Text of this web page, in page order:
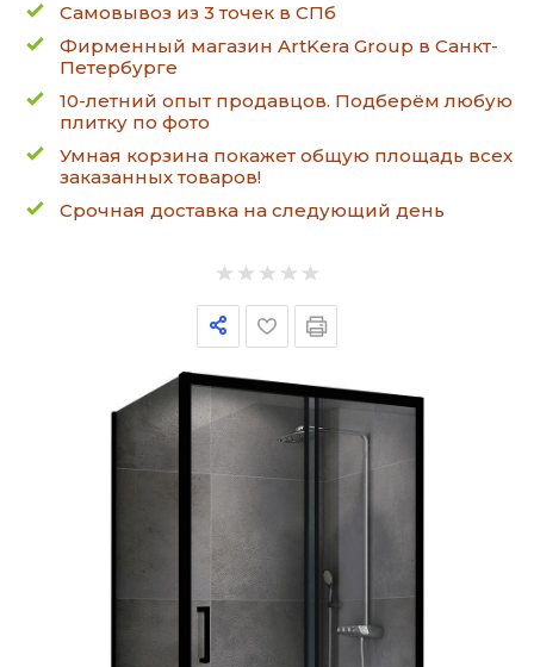
Самовывоз из 3 точек в СПб
Фирменный магазин ArtKera Group в Санкт-
Петербурге
10-летний опыт продавцов. Подберём любую
плитку по фото
Умная корзина покажет общую площадь всех
заказанных товаров!
Срочная доставка на следующий день